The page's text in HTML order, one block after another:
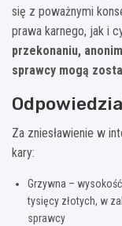
się z poważnymi
prawa karnego, jak i
przekonaniu,
sprawcy mogą
Za zniesławienie w
kary:
Grzywna –
tysięcy złotych, w
sprawcy